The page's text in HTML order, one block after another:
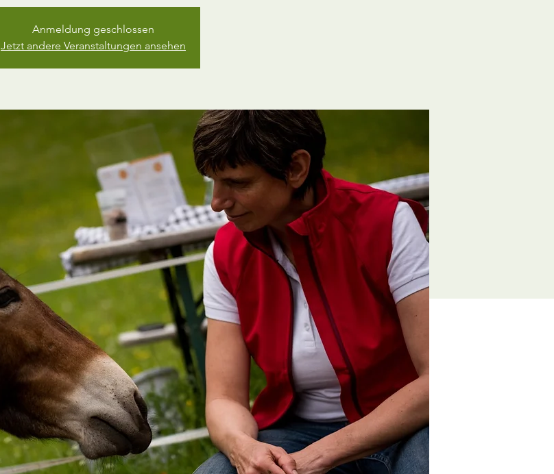
Anmeldung geschlossen
Jetzt andere Veranstaltungen ansehen